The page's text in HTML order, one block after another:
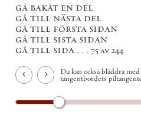
gå bakåt en del
gå till nästa del
gå till första sidan
gå till sista sidan
gå till sida . . . 75 av 244
Du kan också bläddra med
tangentbordets